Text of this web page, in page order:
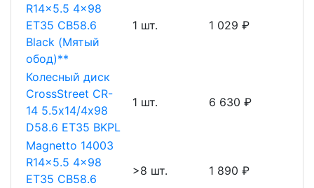
R14x5.5 4x98
ET35 CB58.6
Black (Мятый
обод)**
1 шт. 1 029 ₽
Колесный диск
CrossStreet CR-
14 5.5х14/4х98
D58.6 ET35 BKPL
1 шт. 6 630 ₽
Magnetto 14003
R14x5.5 4x98
ET35 CB58.6
>8 шт. 1 890 ₽